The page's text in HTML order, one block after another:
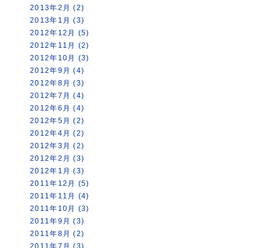
2013年2月 (2)
2013年1月 (3)
2012年12月 (5)
2012年11月 (2)
2012年10月 (3)
2012年9月 (4)
2012年8月 (3)
2012年7月 (4)
2012年6月 (4)
2012年5月 (2)
2012年4月 (2)
2012年3月 (2)
2012年2月 (3)
2012年1月 (3)
2011年12月 (5)
2011年11月 (4)
2011年10月 (3)
2011年9月 (3)
2011年8月 (2)
2011年7月 (3)